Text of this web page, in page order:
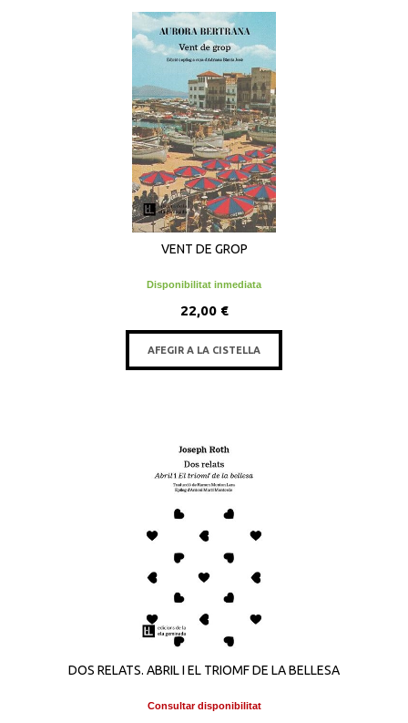
VENT DE GROP
Disponibilitat inmediata
22,00 €
AFEGIR A LA CISTELLA
DOS RELATS. ABRIL I EL TRIOMF DE LA BELLESA
Consultar disponibilitat